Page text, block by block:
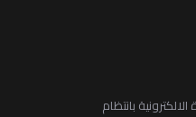
بانتظام